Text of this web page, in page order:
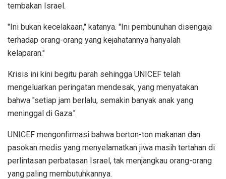
tembakan Israel.
"Ini bukan kecelakaan," katanya. "Ini pembunuhan disengaja
terhadap orang-orang yang kejahatannya hanyalah
kelaparan."
Krisis ini kini begitu parah sehingga UNICEF telah
mengeluarkan peringatan mendesak, yang menyatakan
bahwa "setiap jam berlalu, semakin banyak anak yang
meninggal di Gaza."
UNICEF mengonfirmasi bahwa berton-ton makanan dan
pasokan medis yang menyelamatkan jiwa masih tertahan di
perlintasan perbatasan Israel, tak menjangkau orang-orang
yang paling membutuhkannya.